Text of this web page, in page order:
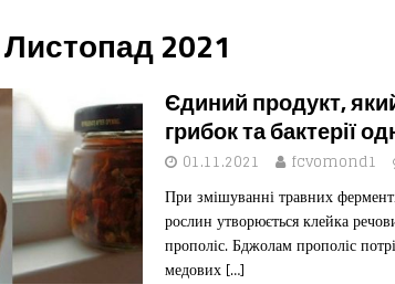
Листопад 2021
Єдиний продукт,
грибок та бактерії
01.11.2021 fcvomond1
При змішуванні травних
рослин утворюється клейка
прополіс. Бджолам прополіс
медових […]